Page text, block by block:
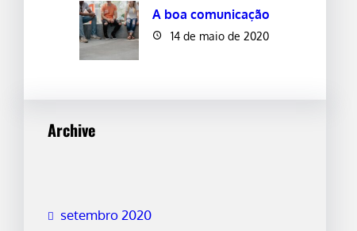
A boa comunicação
14 de maio de 2020
Archive
setembro 2020